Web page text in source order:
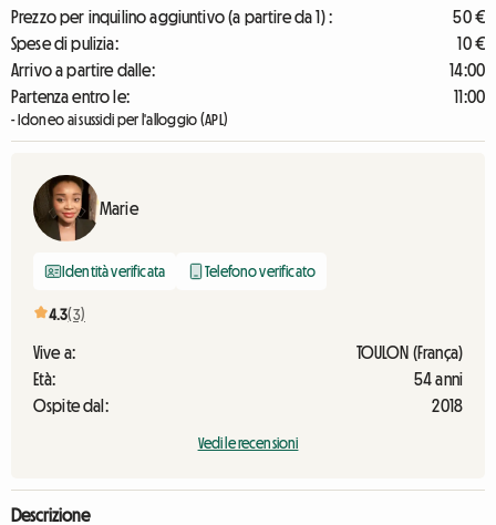
Prezzo per inquilino aggiuntivo (a partire da 1) :
50 €
Spese di pulizia:
10 €
Arrivo a partire dalle:
14:00
Partenza entro le:
11:00
- Idoneo ai sussidi per l'alloggio (APL)
Marie
Identità verificata Telefono verificato
4.3(3)
Vive a:
TOULON (França)
Età:
54 anni
Ospite dal:
2018
Vedi le recensioni
Descrizione